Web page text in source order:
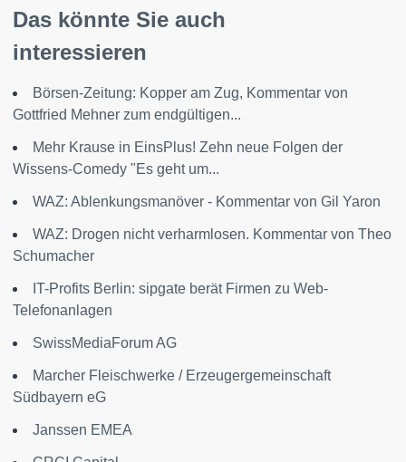
Das könnte Sie auch
interessieren
Börsen-Zeitung: Kopper am Zug, Kommentar von
Gottfried Mehner zum endgültigen...
Mehr Krause in EinsPlus! Zehn neue Folgen der
Wissens-Comedy "Es geht um...
WAZ: Ablenkungsmanöver - Kommentar von Gil Yaron
WAZ: Drogen nicht verharmlosen. Kommentar von Theo
Schumacher
IT-Profits Berlin: sipgate berät Firmen zu Web-
Telefonanlagen
SwissMediaForum AG
Marcher Fleischwerke / Erzeugergemeinschaft
Südbayern eG
Janssen EMEA